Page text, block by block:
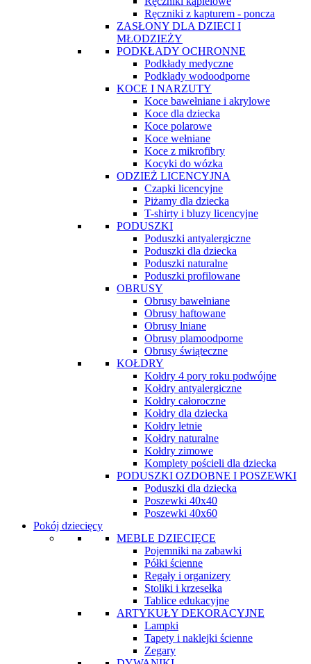
Ręczniki z kapturem - poncza
ZASŁONY DLA DZIECI I
MŁODZIEŻY
PODKŁADY OCHRONNE
Podkłady medyczne
Podkłady wodoodporne
KOCE I NARZUTY
Koce bawełniane i akrylowe
Koce dla dziecka
Koce polarowe
Koce wełniane
Koce z mikrofibry
Kocyki do wózka
ODZIEŻ LICENCYJNA
Czapki licencyjne
Piżamy dla dziecka
T-shirty i bluzy licencyjne
PODUSZKI
Poduszki antyalergiczne
Poduszki dla dziecka
Poduszki naturalne
Poduszki profilowane
OBRUSY
Obrusy bawełniane
Obrusy haftowane
Obrusy lniane
Obrusy plamoodporne
Obrusy świąteczne
KOŁDRY
Kołdry 4 pory roku podwójne
Kołdry antyalergiczne
Kołdry całoroczne
Kołdry dla dziecka
Kołdry letnie
Kołdry naturalne
Kołdry zimowe
Komplety pościeli dla dziecka
PODUSZKI OZDOBNE I POSZEWKI
Poduszki dla dziecka
Poszewki 40x40
Poszewki 40x60
Pokój dziecięcy
MEBLE DZIECIĘCE
Pojemniki na zabawki
Półki ścienne
Regały i organizery
Stoliki i krzesełka
Tablice edukacyjne
ARTYKUŁY DEKORACYJNE
Lampki
Tapety i naklejki ścienne
Zegary